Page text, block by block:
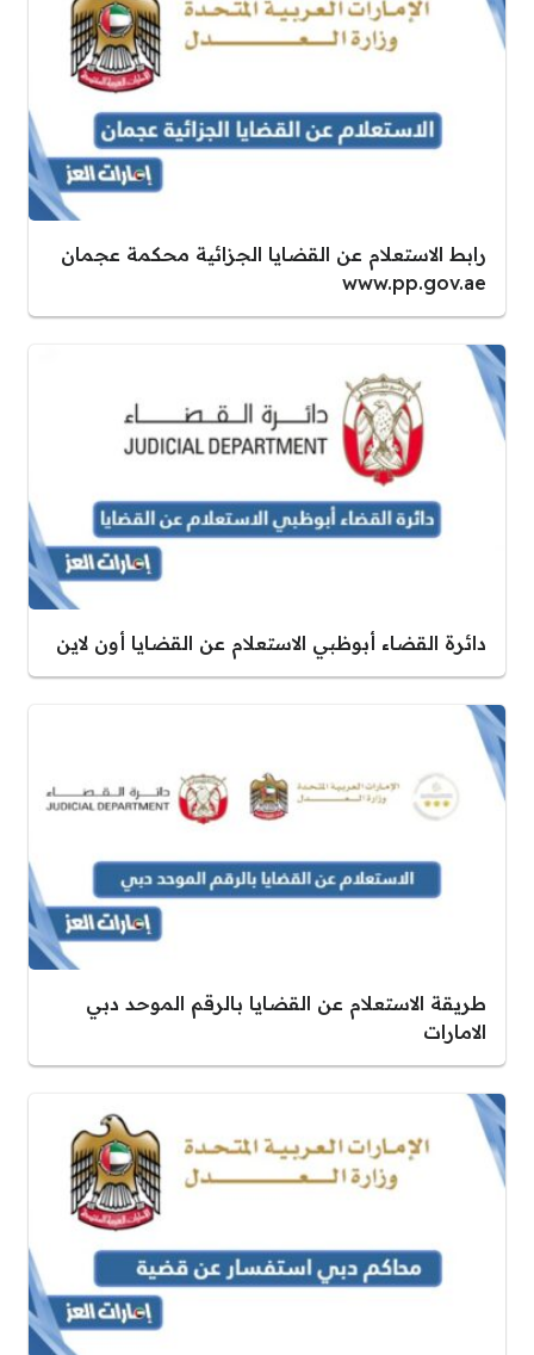
رابط الاستعلام عن القضايا الجزائية محكمة عجمان
www.pp.gov.ae
دائرة القضاء أبوظبي الاستعلام عن القضايا أون لاين
طريقة الاستعلام عن القضايا بالرقم الموحد دبي
الامارات